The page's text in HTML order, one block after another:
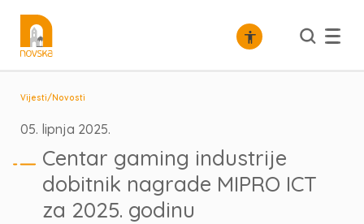
Vijesti/Novosti
05. lipnja 2025.
Centar gaming industrije
dobitnik nagrade MIPRO ICT
za 2025. godinu